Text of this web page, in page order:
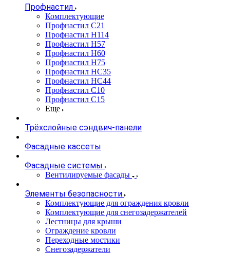
Профнастил
Комплектующие
Профнастил C21
Профнастил Н114
Профнастил Н57
Профнастил Н60
Профнастил Н75
Профнастил НС35
Профнастил НС44
Профнастил С10
Профнастил С15
Еще
Трёхслойные сэндвич-панели
Фасадные кассеты
Фасадные системы
Вентилируемые фасады
Элементы безопасности
Комплектующие для ограждения кровли
Комплектующие для снегозадержателей
Лестницы для крыши
Ограждение кровли
Переходные мостики
Снегозадержатели